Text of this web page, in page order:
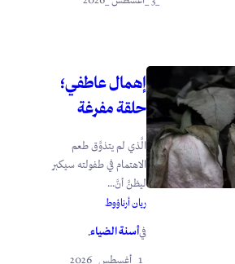
إهمال عاطفي؛
حلقة مفرغة
الَّذي لم يتذوَّق طعم
الاهتمام في طفولته سيكبر
ليظنَّ أنَّ...
ريان أرناؤوط
فيأسنة الضياء.
_1 _أغسطس _2026